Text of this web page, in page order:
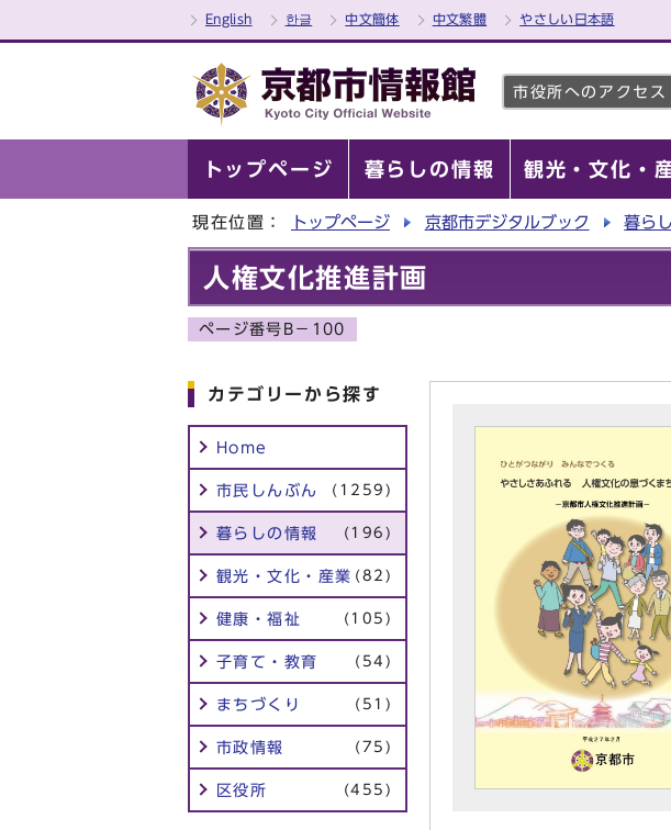
English 한글 中文簡体 中文繁體 やさしい日本語
市役所へのアクセス
トップページ 暮らしの情報 観光・文化・
現在位置： トップページ 京都市デジタルブック 暮ら
人権文化推進計画
ページ番号B－100
カテゴリーから探す
Home
市民しんぶん (1259)
暮らしの情報 (196)
観光・文化・産業 (82)
健康・福祉 (105)
子育て・教育 (54)
まちづくり (51)
市政情報 (75)
区役所 (455)